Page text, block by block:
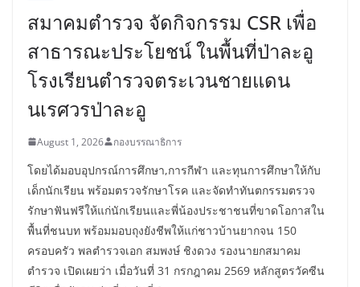
สมาคมตำรวจ จัดกิจกรรม CSR เพื่อ
สาธารณะประโยชน์ ในพื้นที่ป่าละอู
โรงเรียนตำรวจตระเวนชายแดน
นเรศวรป่าละอู
August 1, 2026 กองบรรณาธิการ
โดยได้มอบอุปกรณ์การศึกษา,การกีฬา และทุนการศึกษาให้กับ
เด็กนักเรียน พร้อมตรวจรักษาโรค และจัดทำทันตกรรมตรวจ
รักษาฟันฟรีให้แก่นักเรียนและพี่น้องประชาชนที่ขาดโอกาสใน
พื้นที่ชนบท พร้อมมอบถุงยังชีพให้แก่ชาวบ้านยากจน 150
ครอบครัว พลตำรวจเอก สมพงษ์ ชิงดวง รองนายกสมาคม
ตำรวจ เปิดเผยว่า เมื่อวันที่ 31 กรกฎาคม 2569 หลักสูตรวัคซีน